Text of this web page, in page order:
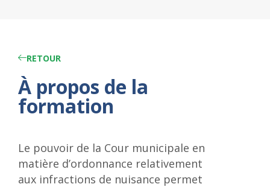
RETOUR
À propos de la
formation
Le pouvoir de la Cour municipale en
matière d’ordonnance relativement
aux infractions de nuisance permet